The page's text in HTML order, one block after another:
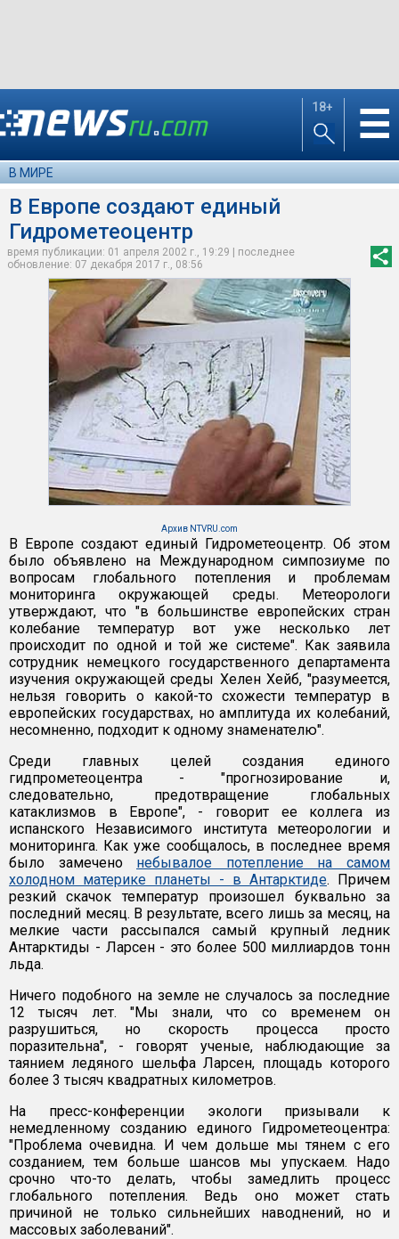
18+ ☰
В МИРЕ
В Европе создают единый
Гидрометеоцентр
время публикации: 01 апреля 2002 г., 19:29 | последнее
обновление: 07 декабря 2017 г., 08:56
Архив NTVRU.com
В Европе создают единый Гидрометеоцентр. Об этом
было объявлено на Международном симпозиуме по
вопросам глобального потепления и проблемам
мониторинга окружающей среды. Метеорологи
утверждают, что "в большинстве европейских стран
колебание температур вот уже несколько лет
происходит по одной и той же системе". Как заявила
сотрудник немецкого государственного департамента
изучения окружающей среды Хелен Хейб, "разумеется,
нельзя говорить о какой-то схожести температур в
европейских государствах, но амплитуда их колебаний,
несомненно, подходит к одному знаменателю".
Среди главных целей создания единого
гидпрометеоцентра - "прогнозирование и,
следовательно, предотвращение глобальных
катаклизмов в Европе", - говорит ее коллега из
испанского Независимого института метеорологии и
мониторинга. Как уже сообщалось, в последнее время
было замечено небывалое потепление на самом
холодном материке планеты - в Антарктиде. Причем
резкий скачок температур произошел буквально за
последний месяц. В результате, всего лишь за месяц, на
мелкие части рассыпался самый крупный ледник
Антарктиды - Ларсен - это более 500 миллиардов тонн
льда.
Ничего подобного на земле не случалось за последние
12 тысяч лет. "Мы знали, что со временем он
разрушиться, но скорость процесса просто
поразительна", - говорят ученые, наблюдающие за
таянием ледяного шельфа Ларсен, площадь которого
более 3 тысяч квадратных километров.
На пресс-конференции экологи призывали к
немедленному созданию единого Гидрометеоцентра:
"Проблема очевидна. И чем дольше мы тянем с его
созданием, тем больше шансов мы упускаем. Надо
срочно что-то делать, чтобы замедлить процесс
глобального потепления. Ведь оно может стать
причиной не только сильнейших наводнений, но и
массовых заболеваний".